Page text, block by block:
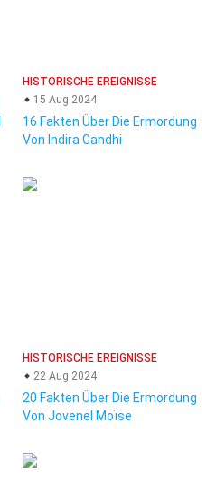
HISTORISCHE EREIGNISSE
15 Aug 2024
16 Fakten Über Die Ermordung
Von Indira Gandhi
HISTORISCHE EREIGNISSE
22 Aug 2024
20 Fakten Über Die Ermordung
Von Jovenel Moïse